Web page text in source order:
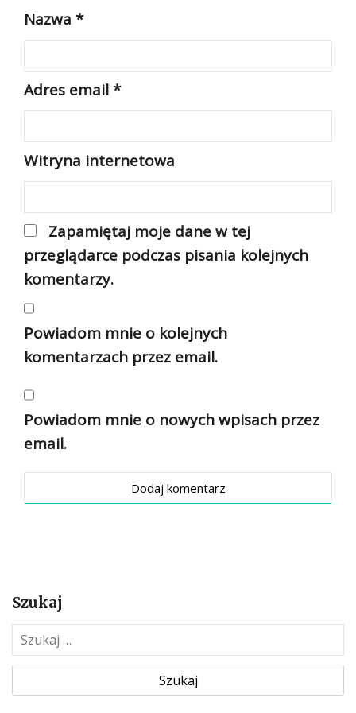
Nazwa *
Adres email*
Witryna internetowa
Zapamiętaj moje dane w tej
przeglądarce podczas pisania kolejnych
komentarzy.
Powiadom mnie o kolejnych
komentarzach przez email.
Powiadom mnie o nowych wpisach przez
email.
Szukaj
z
k